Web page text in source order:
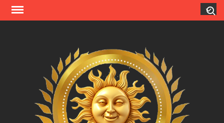
Skip